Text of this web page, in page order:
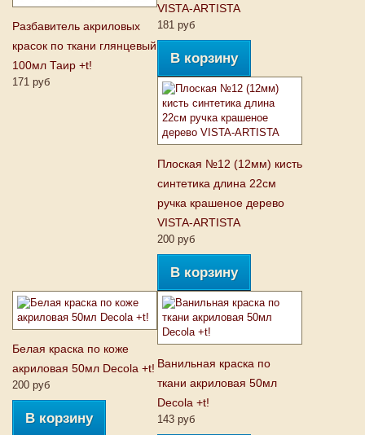
Разбавитель акриловых
красок по ткани глянцевый
100мл Таир +t!
171 руб
VISTA-ARTISTA
181 руб
В корзину
Плоская №12 (12мм) кисть
синтетика длина 22см
ручка крашеное дерево
VISTA-ARTISTA
200 руб
В корзину
Белая краска по коже
акриловая 50мл Decola +t!
200 руб
В корзину
Ванильная краска по
ткани акриловая 50мл
Decola +t!
143 руб